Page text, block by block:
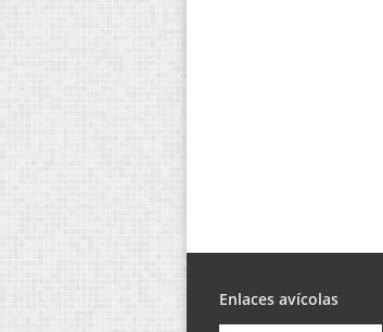
Enlaces avícolas